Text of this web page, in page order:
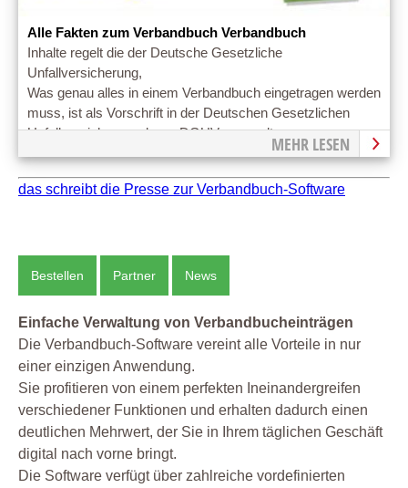
Alle Fakten zum Verbandbuch Verbandbuch
Inhalte regelt die der Deutsche Gesetzliche
Unfallversicherung,
Was genau alles in einem Verbandbuch eingetragen werden
muss, ist als Vorschrift in der Deutschen Gesetzlichen
Unfallversicherung, kurz: DGUV, geregelt.MEHR LESEN
das schreibt die Presse zur Verbandbuch-Software
Bestellen Partner News
Einfache Verwaltung von Verbandbucheinträgen
Die Verbandbuch-Software vereint alle Vorteile in nur
einer einzigen Anwendung.
Sie profitieren von einem perfekten Ineinandergreifen
verschiedener Funktionen und erhalten dadurch einen
deutlichen Mehrwert, der Sie in Ihrem täglichen Geschäft
digital nach vorne bringt.
Die Software verfügt über zahlreiche vordefinierten